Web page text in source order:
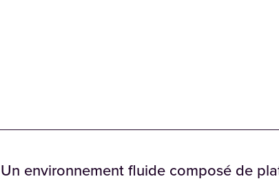
Un environnement fluide composé de